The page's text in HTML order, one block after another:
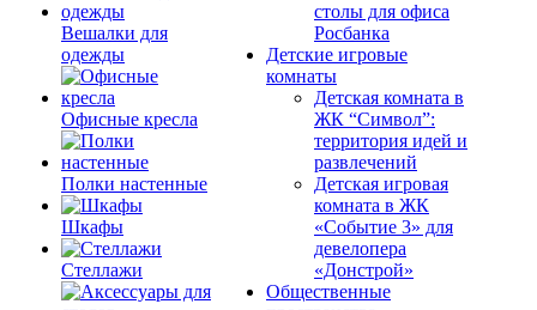
Вешалки для
одежды
Офисные кресла
Полки настенные
Шкафы
Стеллажи
столы для офиса
Росбанка
Детские игровые
комнаты
Детская комната в
ЖК “Символ”:
территория идей и
развлечений
Детская игровая
комната в ЖК
«Событие 3» для
девелопера
«Донстрой»
Общественные